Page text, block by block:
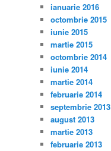
ianuarie 2016
octombrie 2015
iunie 2015
martie 2015
octombrie 2014
iunie 2014
martie 2014
februarie 2014
septembrie 2013
august 2013
martie 2013
februarie 2013